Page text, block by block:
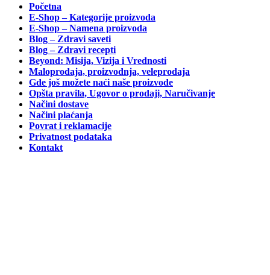
Početna
E-Shop – Kategorije proizvoda
E-Shop – Namena proizvoda
Blog – Zdravi saveti
Blog – Zdravi recepti
Beyond: Misija, Vizija i Vrednosti
Maloprodaja, proizvodnja, veleprodaja
Gde još možete naći naše proizvode
Opšta pravila, Ugovor o prodaji, Naručivanje
Načini dostave
Načini plaćanja
Povrat i reklamacije
Privatnost podataka
Kontakt